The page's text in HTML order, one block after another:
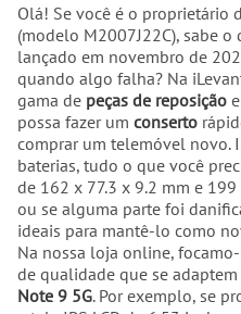
Olá! Se você é o proprietário
(modelo M2007J22C), sabe
lançado em novembro de
quando algo falha? Na
gama de peças de reposição e
possa fazer um conserto
comprar um telemóvel novo.
baterias, tudo o que você
de 162 x 77.3 x 9.2 mm e
ou se alguma parte foi
ideais para mantê-lo como
Na nossa loja online,
de qualidade que se
Note 9 5G. Por exemplo, se